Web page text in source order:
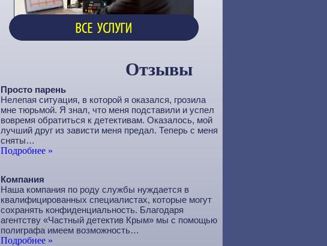
Отзывы
Просто парень
Нелепая ситуация, в которой я оказался, грозила
мне тюрьмой. Я знал, что меня подставили и успел
вовремя обратиться к детективам. Оказалось, мой
лучший друг из зависти меня предал. Теперь с меня
сняты…
Подробнее »
Компания
Наша компания по роду службы нуждается в
квалифицированных специалистах, которые могут
сохранять конфиденциальность. Благодаря
агентству «Частный детектив Крым» мы с помощью
полиграфа имеем возможность…
Подробнее »